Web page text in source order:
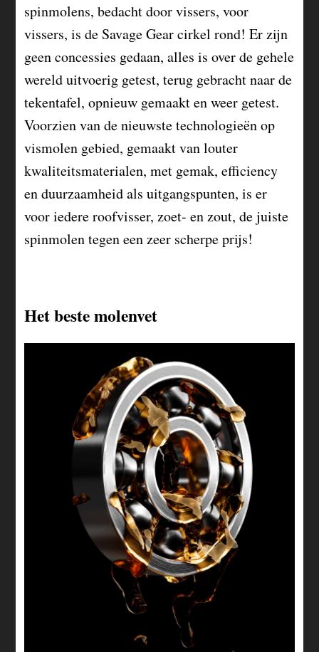
spinmolens, bedacht door vissers, voor
vissers, is de Savage Gear cirkel rond! Er zijn
geen concessies gedaan, alles is over de gehele
wereld uitvoerig getest, terug gebracht naar de
tekentafel, opnieuw gemaakt en weer getest.
Voorzien van de nieuwste technologieën op
vismolen gebied, gemaakt van louter
kwaliteitsmaterialen, met gemak, efficiency
en duurzaamheid als uitgangspunten, is er
voor iedere roofvisser, zoet- en zout, de juiste
spinmolen tegen een zeer scherpe prijs!
Het beste molenvet